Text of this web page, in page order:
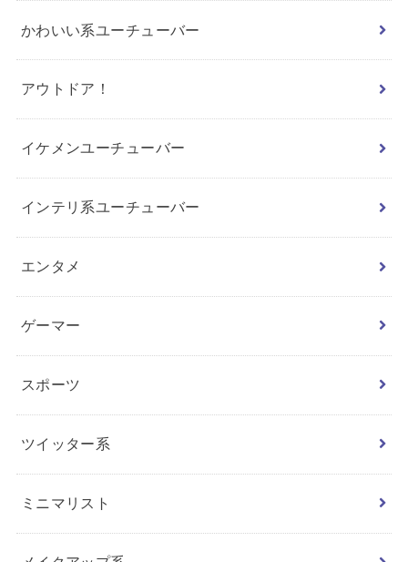
かわいい系ユーチューバー
アウトドア！
イケメンユーチューバー
インテリ系ユーチューバー
エンタメ
ゲーマー
スポーツ
ツイッター系
ミニマリスト